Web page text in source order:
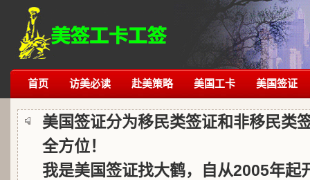
首页 访美必读 赴美策略 美国工卡 美国签证
美国签证分为移民类签证和非移民类
全方位！
我是美国签证找大鹤，自从2005年起